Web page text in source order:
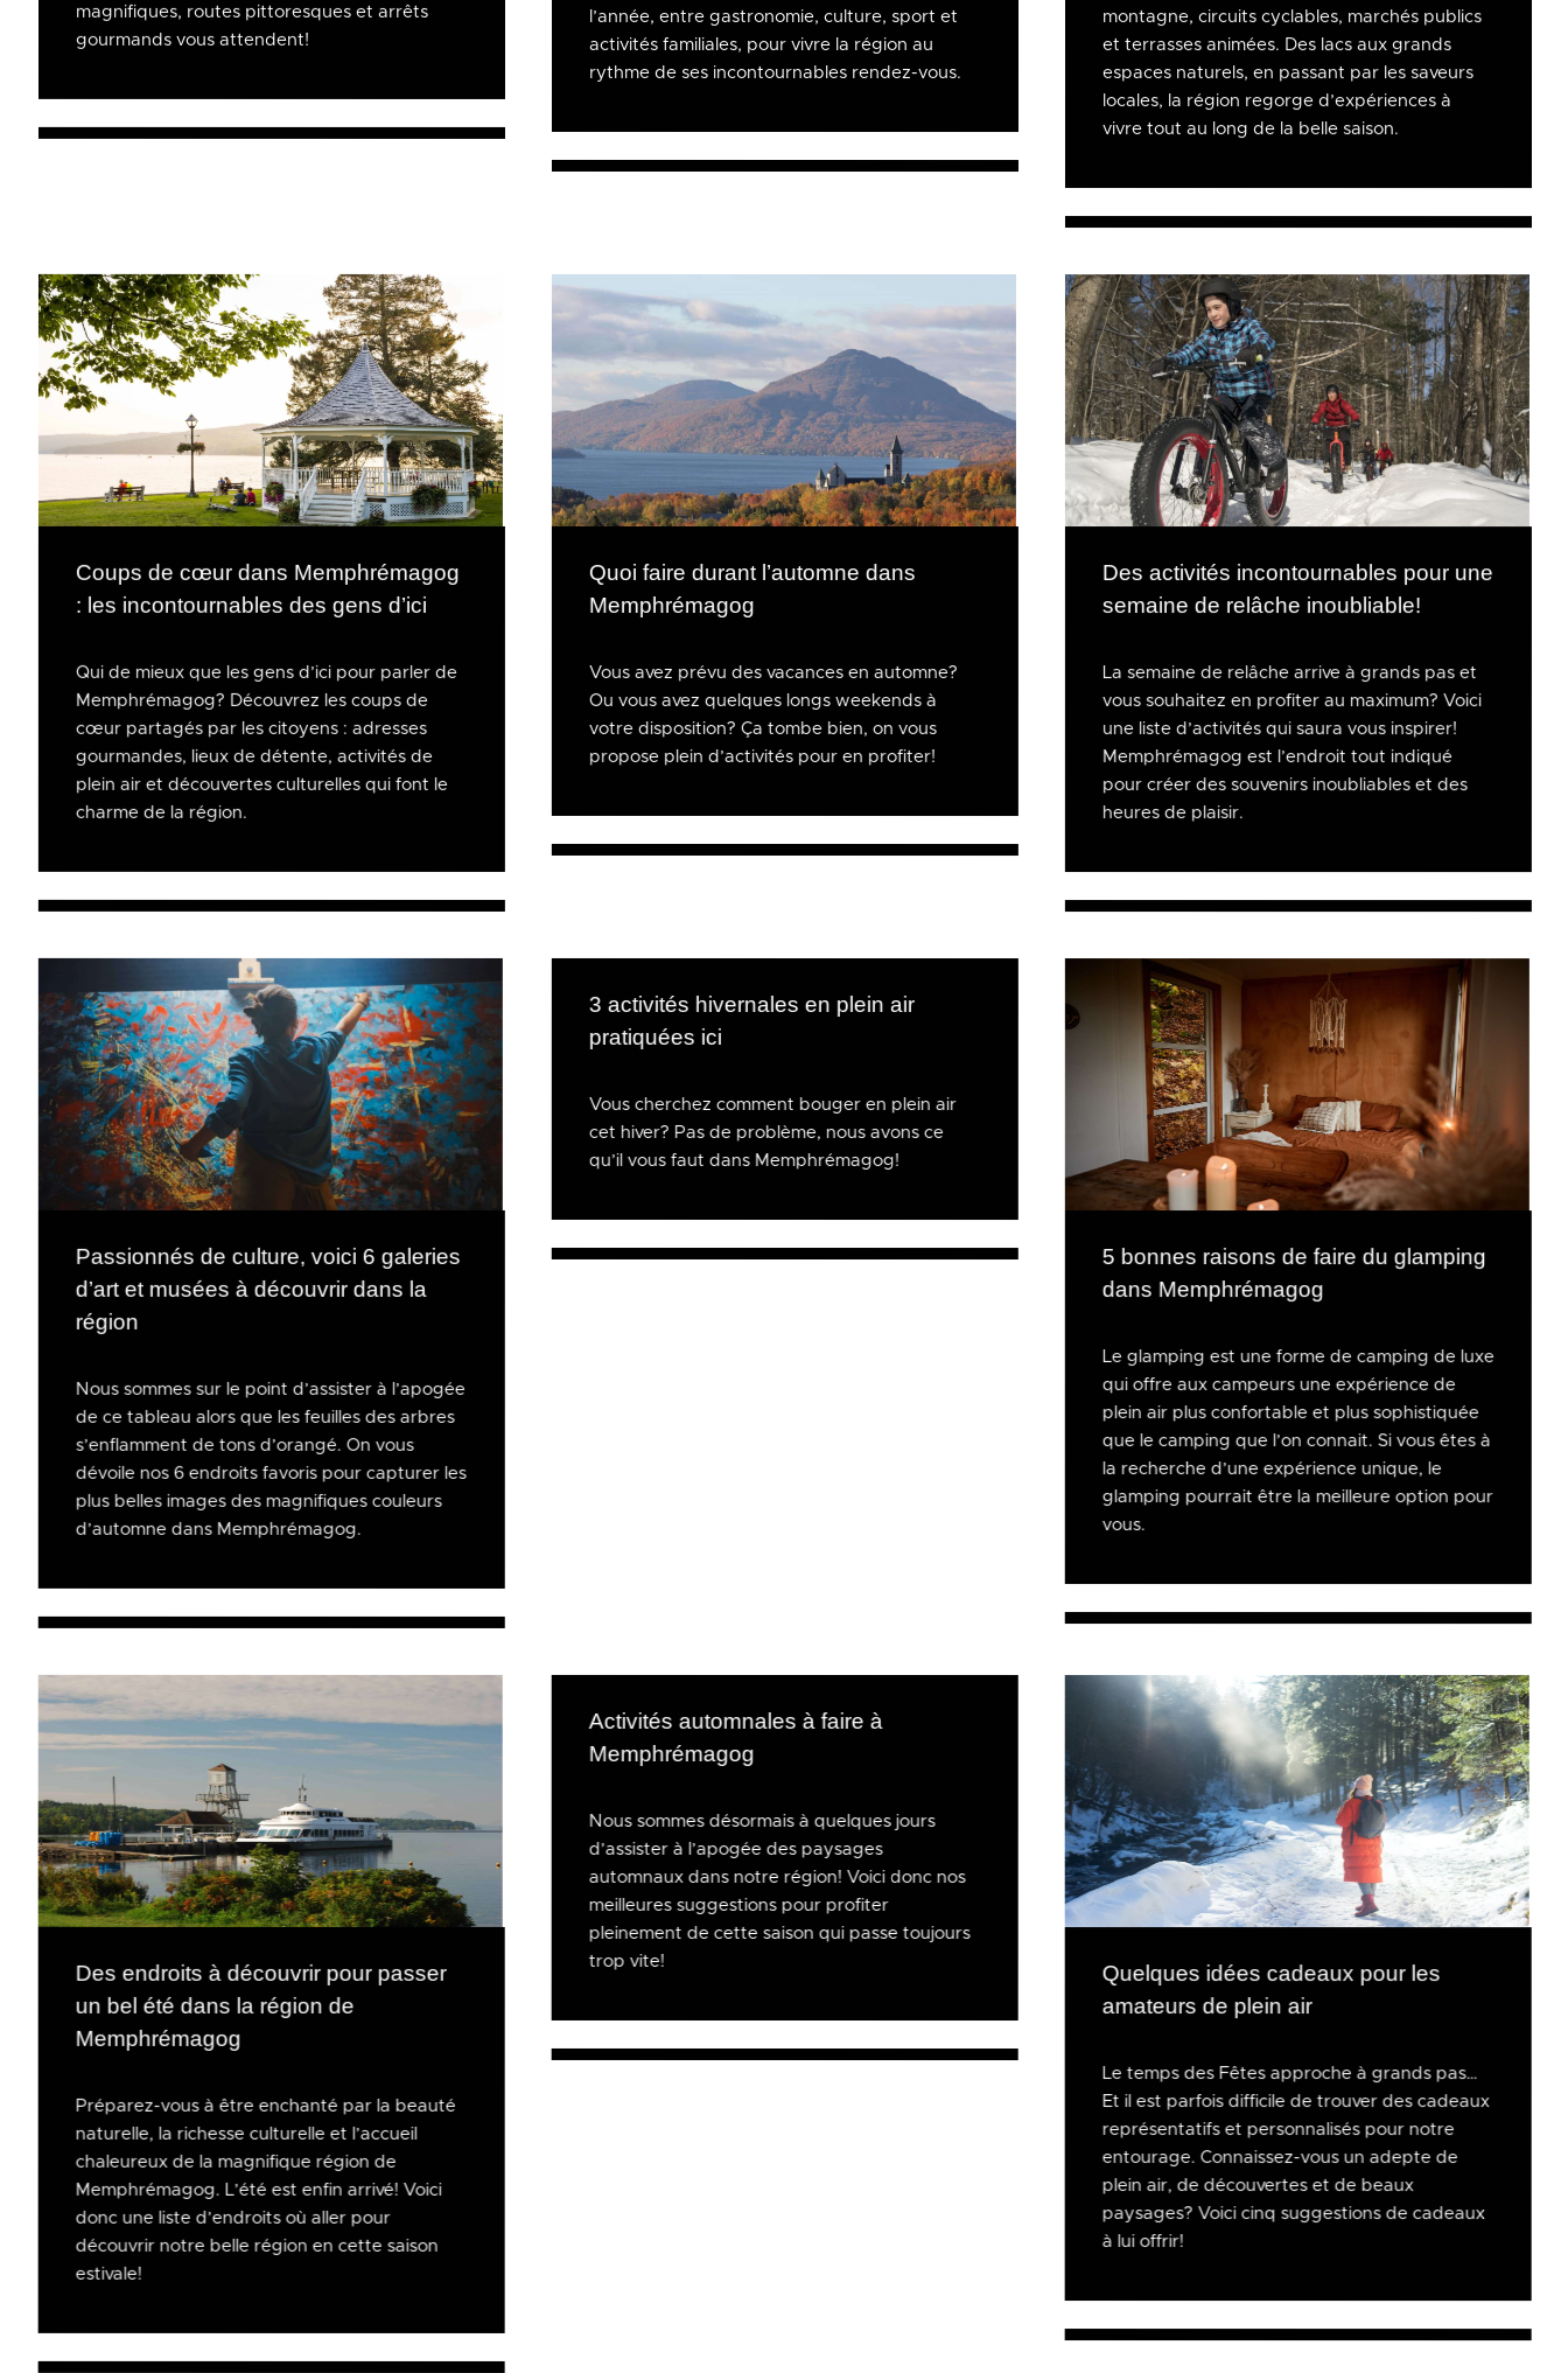
magnifiques, routes pittoresques et arrêts
gourmands vous attendent!
l’année, entre gastronomie, culture, sport et
activités familiales, pour vivre la région au
rythme de ses incontournables rendez-vous.
montagne, circuits cyclables, marchés publics
et terrasses animées. Des lacs aux grands
espaces naturels, en passant par les saveurs
locales, la région regorge d’expériences à
vivre tout au long de la belle saison.
Coups de cœur dans Memphrémagog
: les incontournables des gens d’ici
Qui de mieux que les gens d’ici pour parler de
Memphrémagog? Découvrez les coups de
cœur partagés par les citoyens : adresses
gourmandes, lieux de détente, activités de
plein air et découvertes culturelles qui font le
charme de la région.
Quoi faire durant l’automne dans
Memphrémagog
Vous avez prévu des vacances en automne?
Ou vous avez quelques longs weekends à
votre disposition? Ça tombe bien, on vous
propose plein d’activités pour en profiter!
Des activités incontournables pour une
semaine de relâche inoubliable!
La semaine de relâche arrive à grands pas et
vous souhaitez en profiter au maximum? Voici
une liste d’activités qui saura vous inspirer!
Memphrémagog est l’endroit tout indiqué
pour créer des souvenirs inoubliables et des
heures de plaisir.
Passionnés de culture, voici 6 galeries
d’art et musées à découvrir dans la
région
Nous sommes sur le point d’assister à l’apogée
de ce tableau alors que les feuilles des arbres
s’enflamment de tons d’orangé. On vous
dévoile nos 6 endroits favoris pour capturer les
plus belles images des magnifiques couleurs
d’automne dans Memphrémagog.
3 activités hivernales en plein air
pratiquées ici
Vous cherchez comment bouger en plein air
cet hiver? Pas de problème, nous avons ce
qu’il vous faut dans Memphrémagog!
5 bonnes raisons de faire du glamping
dans Memphrémagog
Le glamping est une forme de camping de luxe
qui offre aux campeurs une expérience de
plein air plus confortable et plus sophistiquée
que le camping que l’on connait. Si vous êtes à
la recherche d’une expérience unique, le
glamping pourrait être la meilleure option pour
vous.
Des endroits à découvrir pour passer
un bel été dans la région de
Memphrémagog
Préparez-vous à être enchanté par la beauté
naturelle, la richesse culturelle et l’accueil
chaleureux de la magnifique région de
Memphrémagog. L’été est enfin arrivé! Voici
donc une liste d’endroits où aller pour
découvrir notre belle région en cette saison
estivale!
Activités automnales à faire à
Memphrémagog
Nous sommes désormais à quelques jours
d’assister à l’apogée des paysages
automnaux dans notre région! Voici donc nos
meilleures suggestions pour profiter
pleinement de cette saison qui passe toujours
trop vite! Quelques idées cadeaux pour les
amateurs de plein air
Le temps des Fêtes approche à grands pas…
Et il est parfois difficile de trouver des cadeaux
représentatifs et personnalisés pour notre
entourage. Connaissez-vous un adepte de
plein air, de découvertes et de beaux
paysages? Voici cinq suggestions de cadeaux
à lui offrir!